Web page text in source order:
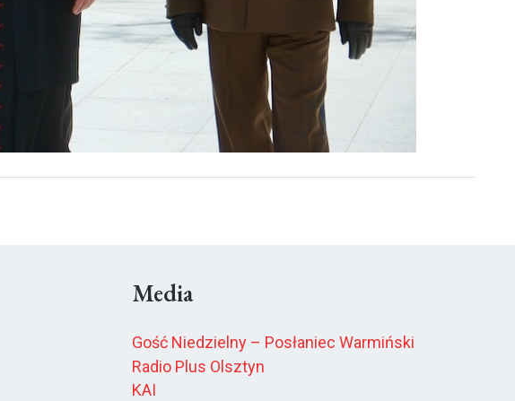
Media
Gość Niedzielny – Posłaniec Warmiński
Radio Plus Olsztyn
KAI